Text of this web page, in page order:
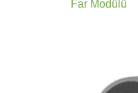
Far Modülü